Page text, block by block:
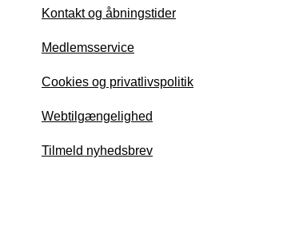
Kontakt og åbningstider
Medlemsservice
Cookies og privatlivspolitik
Webtilgængelighed
Tilmeld nyhedsbrev